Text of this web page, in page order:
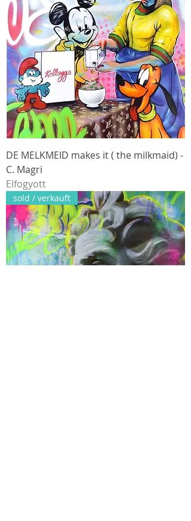
DE MELKMEID makes it ( the milkmaid) -
C. Magri
Elfogyott
sold / verkauft